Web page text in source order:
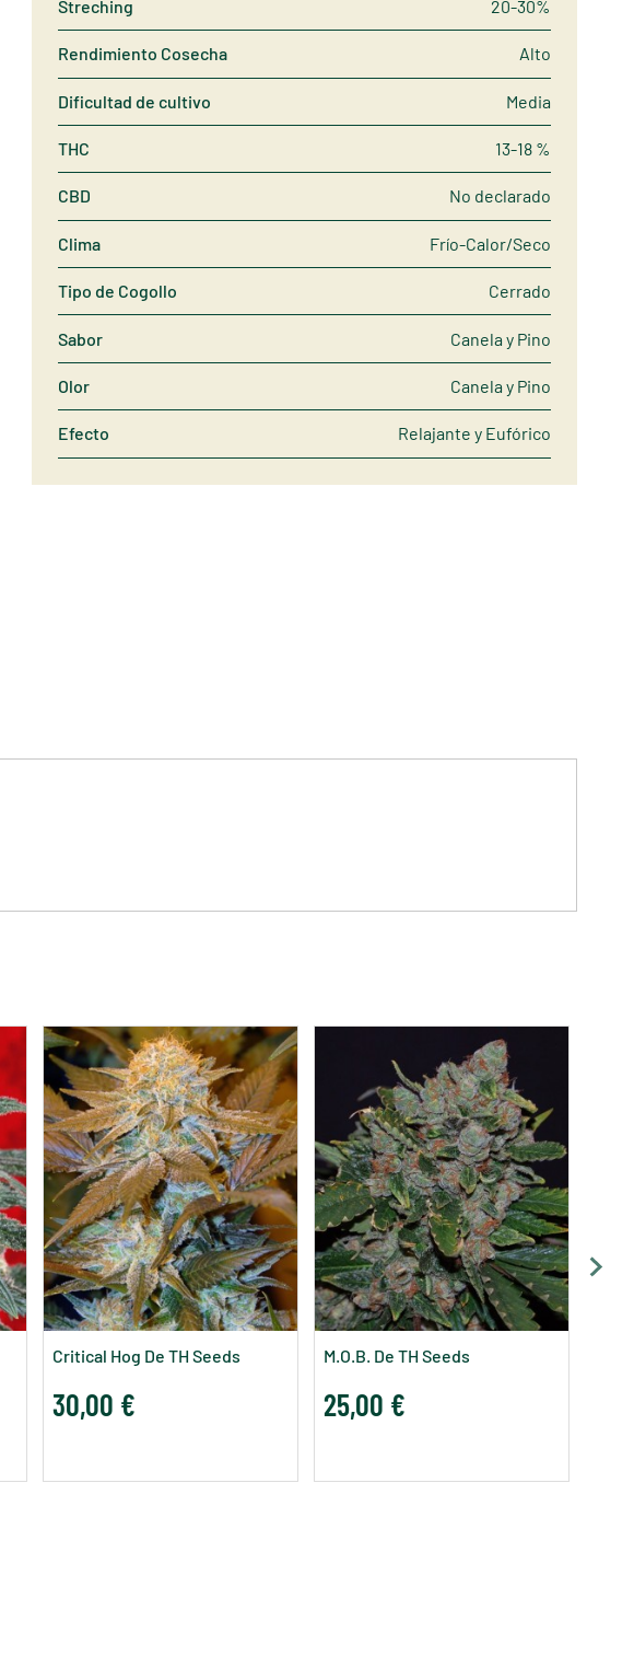
Streching 20-30%
Rendimiento Cosecha Alto
Dificultad de cultivo Media
THC 13-18 %
CBD No declarado
Clima Frío-Calor/Seco
Tipo de Cogollo Cerrado
Sabor Canela y Pino
Olor Canela y Pino
Efecto Relajante y Eufórico
Critical Hog De TH Seeds
30,00 €
M.O.B. De TH Seeds
25,00 €